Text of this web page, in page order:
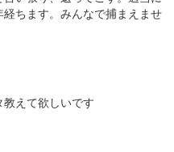
ちます。みんなで捕まえませ
えて欲しいです